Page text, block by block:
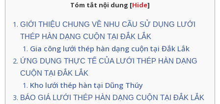
Tóm tắt nội dung [Hide]
GIỚI THIỆU CHUNG VỀ NHU CẦU SỬ DỤNG LƯỚI
THÉP HÀN DẠNG CUỘN TẠI ĐẮK LẮK
Gia công lưới thép hàn dạng cuộn tại Đắk Lắk
ỨNG DỤNG THỰC TẾ CỦA LƯỚI THÉP HÀN DẠNG
CUỘN TẠI ĐẮK LẮK
Kho lưới thép hàn tại Dũng Thúy
BÁO GIÁ LƯỚI THÉP HÀN DẠNG CUỘN TẠI ĐẮK LẮK